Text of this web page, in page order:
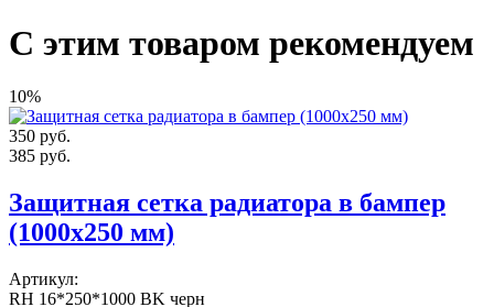
С этим товаром рекомендуем
10%
350 руб.
385 руб.
Защитная сетка радиатора в бампер
(1000х250 мм)
Артикул:
RH 16*250*1000 BK черн